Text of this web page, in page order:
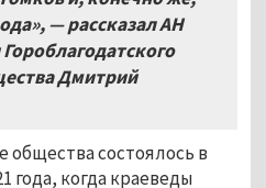
— рассказал АН
Дмитрий
состоялось в
года, когда краеведы